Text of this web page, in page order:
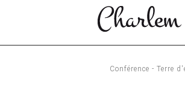
Conférence - Terre